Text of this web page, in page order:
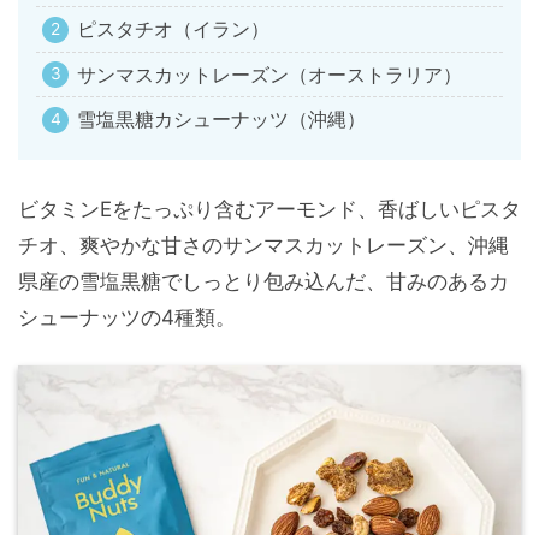
ピスタチオ（イラン）
サンマスカットレーズン（オーストラリア）
雪塩黒糖カシューナッツ（沖縄）
ビタミンEをたっぷり含むアーモンド、香ばしいピスタ
チオ、爽やかな甘さのサンマスカットレーズン、沖縄
県産の雪塩黒糖でしっとり包み込んだ、甘みのあるカ
シューナッツの4種類。